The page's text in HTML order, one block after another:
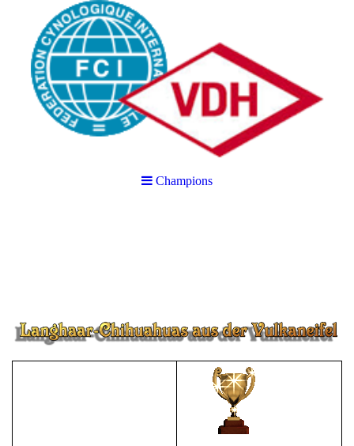
Champions